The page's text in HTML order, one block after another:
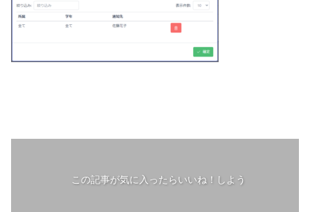
この記事が気に入ったらいいね！しよう